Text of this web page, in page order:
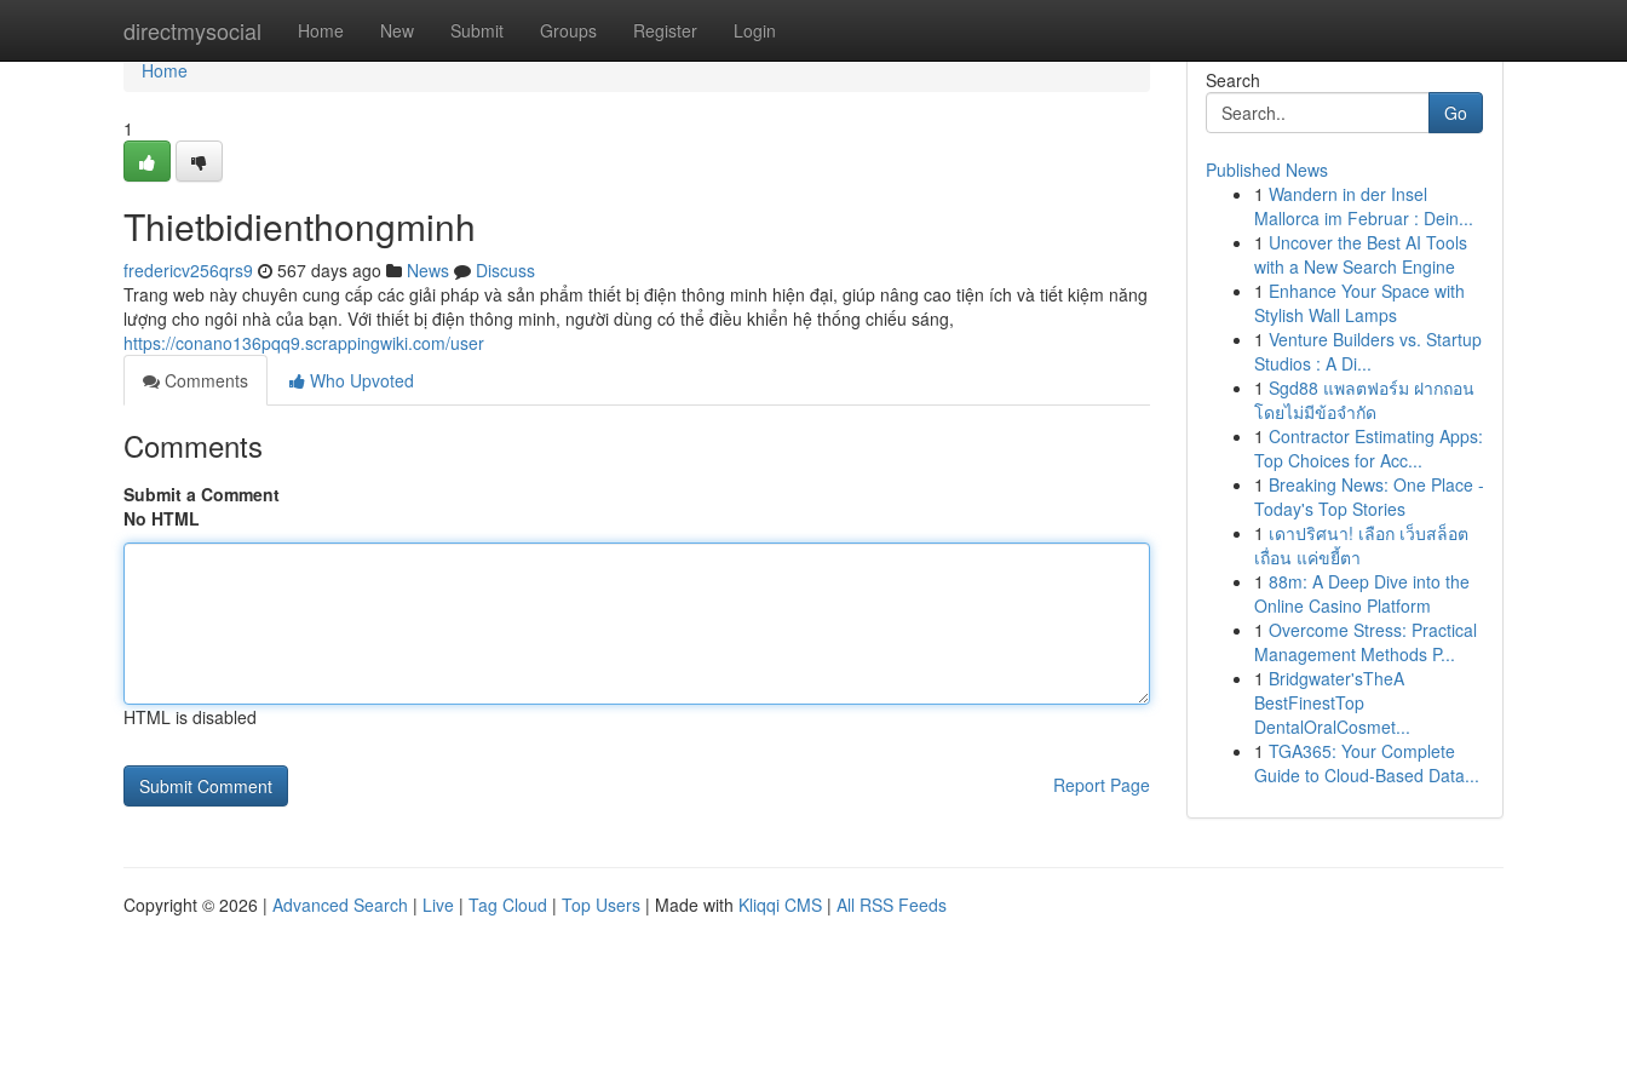
directmysocial Home New Submit Groups Register Login
Home
Home
1
Thietbidienthongminh
fredericv256qrs9 567 days ago News
Discuss
Trang web này chuyên cung cấp các giải pháp và sản phẩm thiết bị điện thông minh hiện đại, giúp nâng cao tiện ích và tiết kiệm năng
lượng cho ngôi nhà của bạn. Với thiết bị điện thông minh, người dùng có thể điều khiển hệ thống chiếu sáng,
https://conano136pqq9.scrappingwiki.com/user
Comments
Who Upvoted
Comments
Submit a Comment
No HTML
HTML is disabled
Report Page
Search
Go
Published News
1 Wandern in der Insel
Mallorca im Februar : Dein...
1 Uncover the Best AI Tools
with a New Search Engine
1 Enhance Your Space with
Stylish Wall Lamps
1 Venture Builders vs. Startup
Studios : A Di...
1 Sgd88 แพลตฟอร์ม ฝากถอน
โดยไม่มีข้อจำกัด
1 Contractor Estimating Apps:
Top Choices for Acc...
1 Breaking News: One Place -
Today's Top Stories
1 เดาปริศนา! เลือก เว็บสล็อต
เถื่อน แค่ขยี้ตา
1 88m: A Deep Dive into the
Online Casino Platform
1 Overcome Stress: Practical
Management Methods P...
1 Bridgwater'sTheA
BestFinestTop
DentalOralCosmet...
1 TGA365: Your Complete
Guide to Cloud-Based Data...
Copyright © 2026 | Advanced Search | Live | Tag Cloud | Top Users | Made with Kliqqi CMS | All RSS Feeds